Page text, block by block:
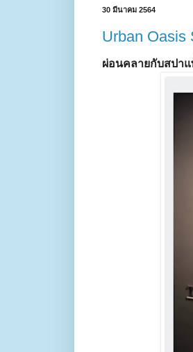
30 มีนาคม 2564
Urban Oasis
ผ่อนคลายกับสปา